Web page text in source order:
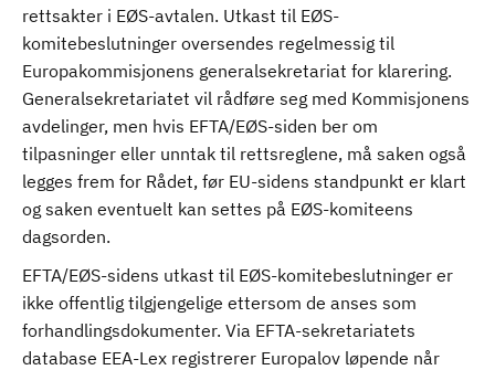
rettsakter i EØS-avtalen. Utkast til EØS-
komitebeslutninger oversendes regelmessig til
Europakommisjonens generalsekretariat for klarering.
Generalsekretariatet vil rådføre seg med Kommisjonens
avdelinger, men hvis EFTA/EØS-siden ber om
tilpasninger eller unntak til rettsreglene, må saken også
legges frem for Rådet, før EU-sidens standpunkt er klart
og saken eventuelt kan settes på EØS-komiteens
dagsorden.
EFTA/EØS-sidens utkast til EØS-komitebeslutninger er
ikke offentlig tilgjengelige ettersom de anses som
forhandlingsdokumenter. Via EFTA-sekretariatets
database EEA-Lex registrerer Europalov løpende når